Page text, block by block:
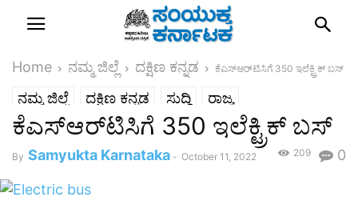
Home ನಮ್ಮ ಜಿಲ್ಲೆ ದಕ್ಷಿಣ ಕನ್ನಡ ಕೆಎಸ್‌ಆರ್‌ಟಿಸಿಗೆ 350 ಇಲೆಕ್ಟ್ರಿಕ್ ಬಸ್
ನಮ್ಮ ಜಿಲ್ಲೆ ದಕ್ಷಿಣ ಕನ್ನಡ ಸುದ್ದಿ ರಾಜ್ಯ
ಕೆಎಸ್‌ಆರ್‌ಟಿಸಿಗೆ 350 ಇಲೆಕ್ಟ್ರಿಕ್ ಬಸ್
By Samyukta Karnataka - October 11, 2022 0
209